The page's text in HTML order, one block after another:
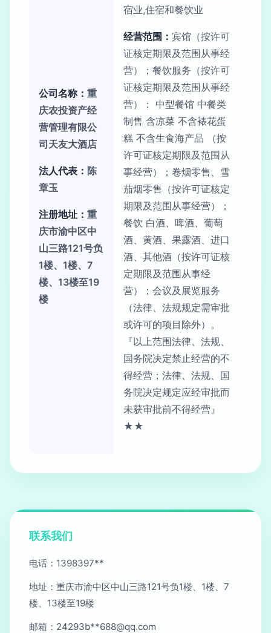
公司名称： 重
庆农投资产经
营管理有限公
司天友大酒店
法人代表： 陈
章玉
注册地址： 重
庆市渝中区中
山三路121号负
1楼、1楼、7
楼、13楼至19
楼
宿业,住宿和餐饮业
经营范围： 宾馆（按许可
证核定期限及范围从事经
营）；餐饮服务（按许可
证核定期限及范围从事经
营）： 中型餐馆 中餐类
制售 含凉菜 不含裱花蛋
糕 不含生食海产品 （按
许可证核定期限及范围从
事经营）；卷烟零售、雪
茄烟零售（按许可证核定
期限及范围从事经营）；
餐饮 白酒、啤酒、葡萄
酒、黄酒、果露酒、进口
酒、其他酒（按许可证核
定期限及范围从事经
营）；会议及展览服务
（法律、法规规定需审批
或许可的项目除外）。
『以上范围法律、法规、
国务院决定禁止经营的不
得经营；法律、法规、国
务院决定规定应经审批而
未获审批前不得经营』
★★
联系我们
电话：1398397**
地址：重庆市渝中区中山三路121号负1楼、1楼、7
楼、13楼至19楼
邮箱：24293b**688@qq.com